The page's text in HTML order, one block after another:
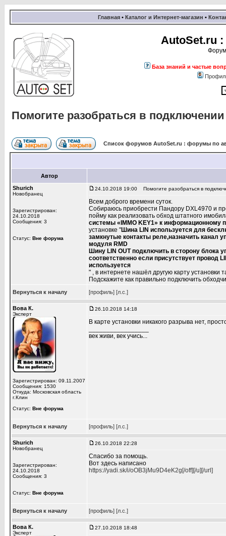
Главная • Каталог и Интернет-магазин •
AutoSet.ru
База знаний и частые
Помогите разобраться в подключении
Список форумов AutoSet.ru : форумы по
Автор
Shurich
Новобранец
Зарегистрирован:
24.10.2018
Сообщения: 3
Статус: Вне форума
24.10.2018 19:00 Помогите разобраться в
Всем доброго времени суток.
Собираюсь приобрести Пандору DXL4970 и
пойму как реализовать обход штатного
системы «IMMO KEY1» к информационному
установке "Шина LIN используется для
замкнутые контакты реле,назначить канал
модуля RMD
Шину LIN OUT подключить в сторону блока
соответственно если присутствует провод
используется
" , в интернете нашёл другую карту установки
Подскажите как правильно подключить
Вернуться к началу [профиль] [л.с.]
Вова К.
Эксперт
Зарегистрирован: 09.11.2007
Сообщения: 1530
Откуда: Московская область
г.Клин
Статус: Вне форума
26.10.2018 14:18
В карте установки никакого разрыва нет,
век живи, век учись...
Вернуться к началу [профиль] [л.с.]
Shurich
Новобранец
Зарегистрирован:
24.10.2018
Сообщения: 3
Статус: Вне форума
26.10.2018 22:28
Спасибо за помощь.
Вот здесь написано
https://yadi.sk/i/oOB3jMu9D4eK2g[/off][/u][/url]
Вернуться к началу [профиль] [л.с.]
Вова К.
Эксперт
27.10.2018 18:48